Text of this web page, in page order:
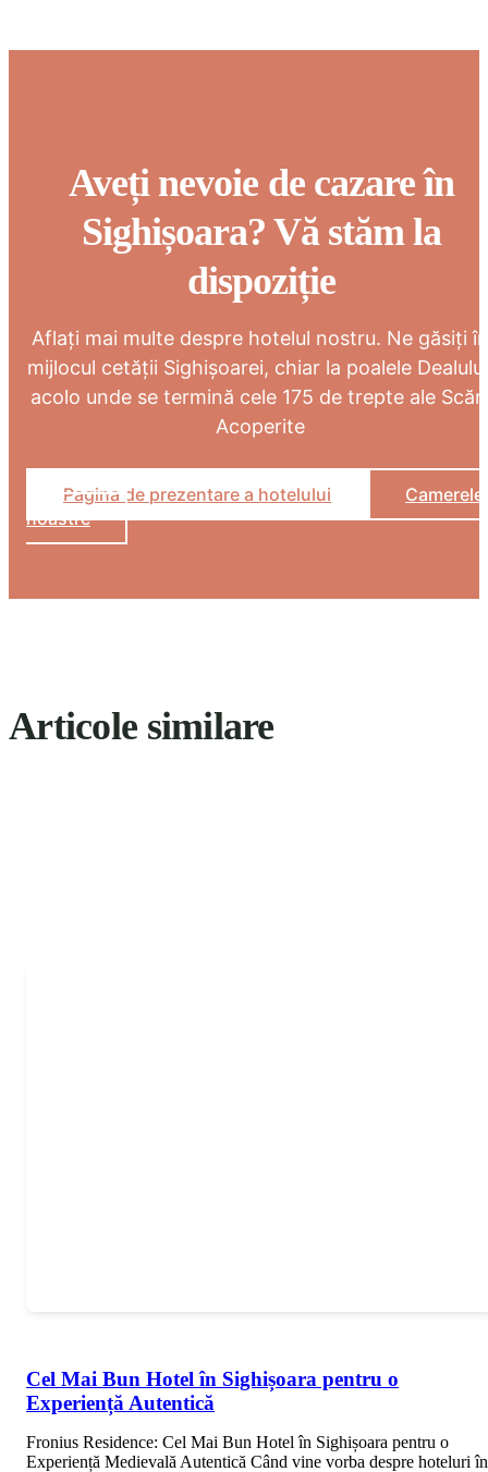
Aveți nevoie de cazare în
Sighișoara? Vă stăm la
dispoziție
Aflați mai multe despre hotelul nostru. Ne găsiți în
mijlocul cetății Sighișoarei, chiar la poalele
acolo unde se termină cele 175 de trepte ale
Acoperite
Pagina de prezentare a hotelului
Camerele
noastre
Articole similare
Cel Mai Bun Hotel în Sighișoara pentru o
Experiență Autentică
Fronius Residence: Cel Mai Bun Hotel în Sighișoara pentru o
Experiență Medievală Autentică Când vine vorba despre hoteluri în